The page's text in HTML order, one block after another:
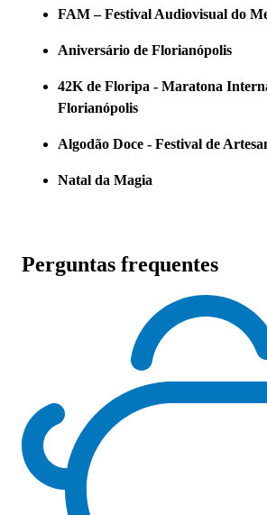
FAM – Festival Audiovisual do
Aniversário de Florianópolis
42K de Floripa - Maratona
Florianópolis
Algodão Doce - Festival de
Natal da Magia
Perguntas frequentes